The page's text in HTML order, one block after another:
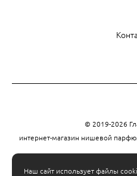
© 2019-2026
интернет-магазин нишевой
Наш сайт использует файлы